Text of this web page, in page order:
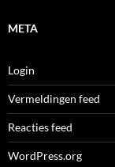
META
Login
Vermeldingen feed
Reacties feed
WordPress.org